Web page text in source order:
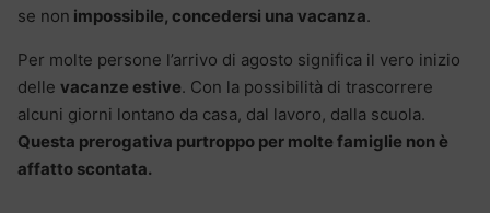
se non impossibile, concedersi una vacanza.
Per molte persone l’arrivo di agosto significa il vero inizio
delle vacanze estive. Con la possibilità di trascorrere
alcuni giorni lontano da casa, dal lavoro, dalla scuola.
Questa prerogativa purtroppo per molte famiglie non è
affatto scontata.